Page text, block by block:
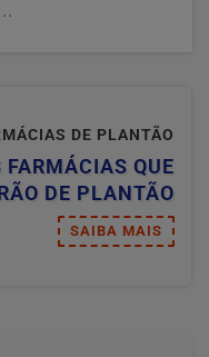
DE PLANTÃO
FARMÁCIAS QUE
DE PLANTÃO
SAIBA MAIS